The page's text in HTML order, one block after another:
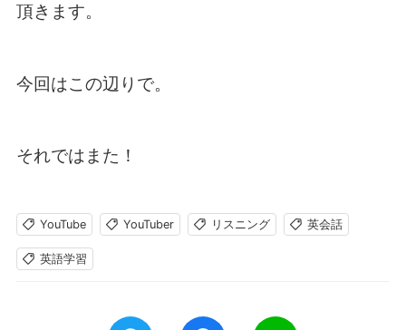
頂きます。
今回はこの辺りで。
それではまた！
YouTube YouTuber リスニング 英会話
英語学習